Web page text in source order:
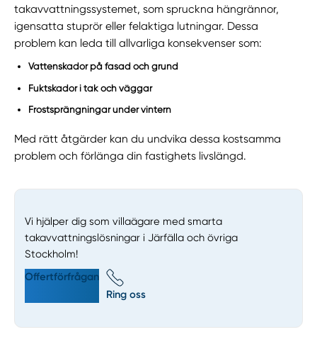
takavvattningssystemet, som spruckna hängrännor,
igensatta stuprör eller felaktiga lutningar. Dessa
problem kan leda till allvarliga konsekvenser som:
Vattenskador på fasad och grund
Fuktskador i tak och väggar
Frostsprängningar under vintern
Med rätt åtgärder kan du undvika dessa kostsamma
problem och förlänga din fastighets livslängd.
Vi hjälper dig som villaägare med smarta
takavvattningslösningar i Järfälla och övriga
Stockholm!
Offertförfrågan
Ring oss